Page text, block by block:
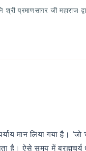
प्रमाणसागर जी महाराज
मान लिया गया है।
है। ऐसे समय में